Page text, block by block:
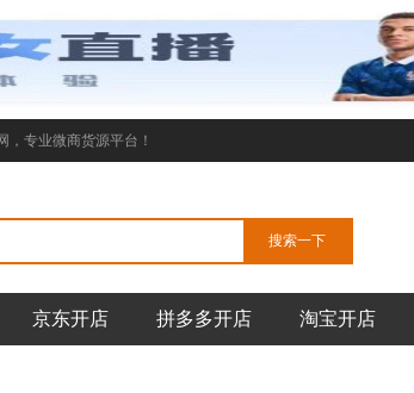
，专业微商货源平台！
京东开店 拼多多开店 淘宝开店